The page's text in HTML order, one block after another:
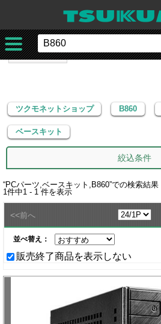
ツクモネットショップ
ベースキット
ツクモネットショップ B860
ベースキット
絞込条件
“PCパーツ,ベースキット,B860”での検索結果
1件中1 - 1 件を表示
<<前へ
並べ替え：
販売終了商品を表示しない